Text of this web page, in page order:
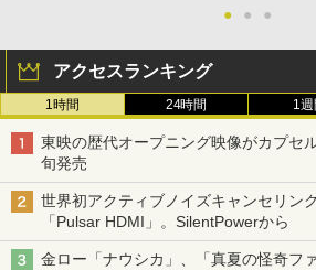
● ● ●
アクセスランキング
1時間 24時間 1週
東映の歴代オープニング映像がカプセ
旬発売
世界初アクティブノイズキャンセリン
「Pulsar HDMI」。SilentPowerから
金ロー「ナウシカ」、「真夏の怪奇フ